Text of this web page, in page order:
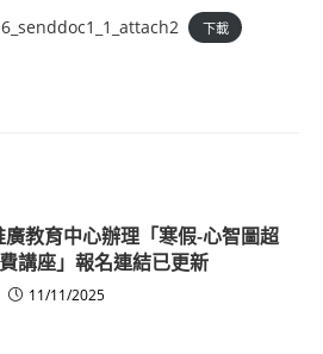
下載
教育中心辦理「寒假-心智圖超
講座」報名連結已更新
11/11/2025